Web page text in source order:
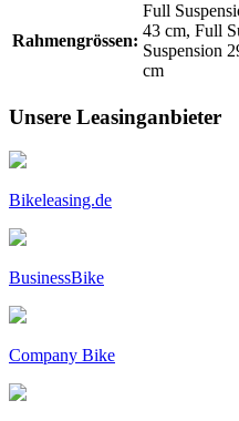
Rahmengrössen:
Full
43 cm, Full
Suspension
cm
Unsere Leasinganbieter
Bikeleasing.de
BusinessBike
Company Bike